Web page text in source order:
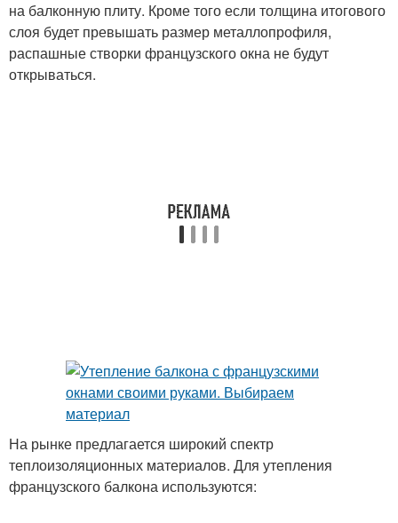
Французский балкон
стиле
на балконную плиту. Кроме того если толщина итогового
слоя будет превышать размер металлопрофиля,
распашные створки французского окна не будут
открываться.
На рынке предлагается широкий спектр
теплоизоляционных материалов. Для утепления
французского балкона используются: